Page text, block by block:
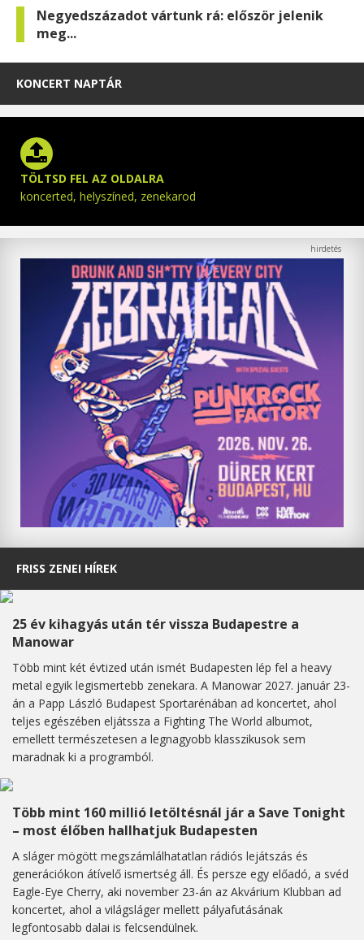
Negyedszázadot vártunk rá: először jelenik
meg...
KONCERT NAPTÁR
TÖLTSD FEL AZ OLDALRA
koncerted, helyszíned, zenekarod
FRISS ZENEI HÍREK
25 év kihagyás után tér vissza Budapestre a
Manowar
Több mint két évtized után ismét Budapesten lép fel a heavy
metal egyik legismertebb zenekara. A Manowar 2027. január 23-
án a Papp László Budapest Sportarénában ad koncertet, ahol
teljes egészében eljátssza a Fighting The World albumot,
emellett természetesen a legnagyobb klasszikusok sem
maradnak ki a programból.
Több mint 160 millió letöltésnál jár a Save Tonight
– most élőben hallhatjuk Budapesten
A sláger mögött megszámlálhatatlan rádiós lejátszás és
generációkon átívelő ismertség áll. És persze egy előadó, a svéd
Eagle-Eye Cherry, aki november 23-án az Akvárium Klubban ad
koncertet, ahol a világsláger mellett pályafutásának
legfontosabb dalai is felcsendülnek.